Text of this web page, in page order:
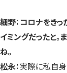
細野：コロナをき
イミングだったと
ね。
松永：実際に私自